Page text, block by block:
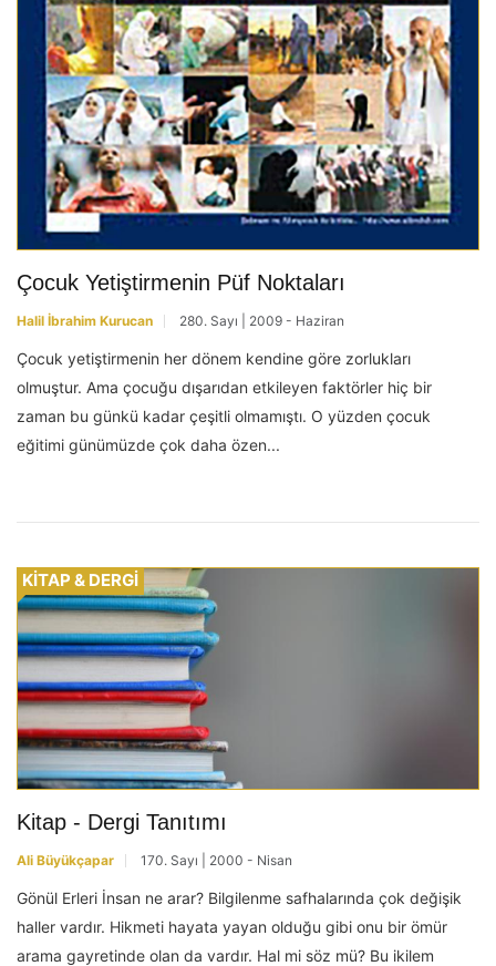
Çocuk Yetiştirmenin Püf Noktaları
Halil İbrahim Kurucan 280. Sayı | 2009 - Haziran
Çocuk yetiştirmenin her dönem kendine göre zorlukları
olmuştur. Ama çocuğu dışarıdan etkileyen faktörler hiç bir
zaman bu günkü kadar çeşitli olmamıştı. O yüzden çocuk
eğitimi günümüzde çok daha özen...
KİTAP & DERGİ
Kitap - Dergi Tanıtımı
Ali Büyükçapar 170. Sayı | 2000 - Nisan
Gönül Erleri İnsan ne arar? Bilgilenme safhalarında çok değişik
haller vardır. Hikmeti hayata yayan olduğu gibi onu bir ömür
arama gayretinde olan da vardır. Hal mi söz mü? Bu ikilem